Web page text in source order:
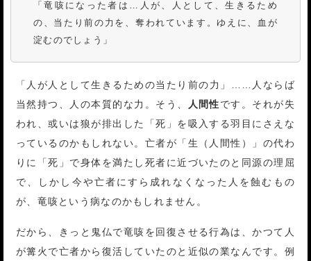
「竜咳になった者は…人が、人として、生きるため
の、当たり前の力を、奪われています。ゆえに、血が
淀むのでしょう」
「人が人として生きるための当たり前の力」……人ならば
当然持つ、人の本質的な力。そう、
人間性です。それが失
われ、或いは狼が排出した「死」を吸入する羽目にさえな
っているのかもしれない。亡者が「生（人間性）」の代わ
りに「死」で身体を満たし死者に近づいたのと同源の理屈
で、しかし今や亡者にすら成れなくなった人を蝕むもの
が、竜咳という病なのかもしれません。
だから、きっと鬼仏で竜咳を回復させる行為は、かつて人
が篝火で亡者から復活していたのと近似の業なんです。例